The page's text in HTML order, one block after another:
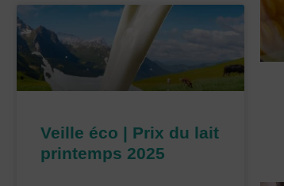
Veille éco | Prix du lait
printemps 2025